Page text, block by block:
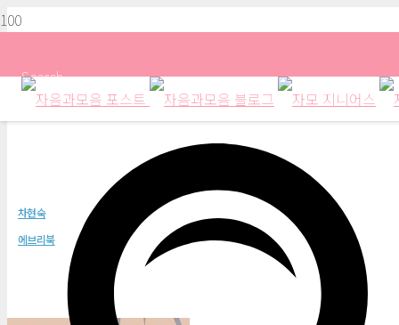
Search
그녀의 첫사랑
차현숙
에브리북